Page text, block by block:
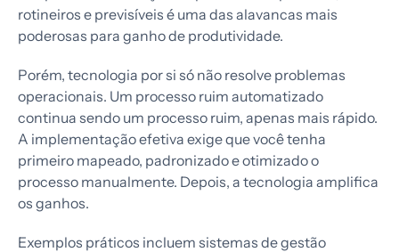
rotineiros e previsíveis é uma das alavancas mais
poderosas para ganho de produtividade.
Porém, tecnologia por si só não resolve problemas
operacionais. Um processo ruim automatizado
continua sendo um processo ruim, apenas mais rápido.
A implementação efetiva exige que você tenha
primeiro mapeado, padronizado e otimizado o
processo manualmente. Depois, a tecnologia amplifica
os ganhos.
Exemplos práticos incluem sistemas de gestão